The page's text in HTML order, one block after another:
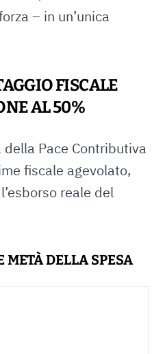
– in un’unica
FISCALE
AL 50%
Pace Contributiva
fiscale agevolato,
reale del
METÀ DELLA SPESA